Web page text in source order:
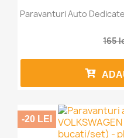
Paravanturi Auto
165
-20 LEI